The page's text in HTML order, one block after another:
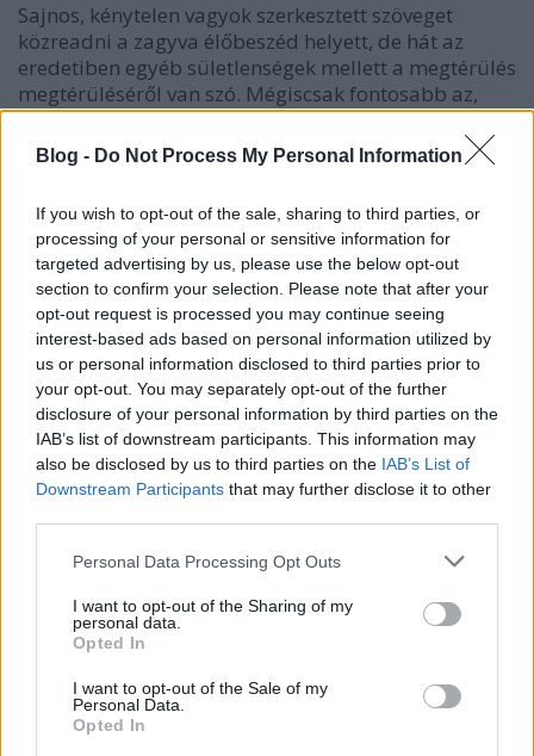
Blog - Do Not Process My Personal Information
If you wish to opt-out of the sale, sharing to third parties, or
processing of your personal or sensitive information for
targeted advertising by us, please use the below opt-out
section to confirm your selection. Please note that after your
opt-out request is processed you may continue seeing
interest-based ads based on personal information utilized by
us or personal information disclosed to third parties prior to
your opt-out. You may separately opt-out of the further
disclosure of your personal information by third parties on the
IAB’s list of downstream participants. This information may
also be disclosed by us to third parties on the IAB’s List of
Downstream Participants that may further disclose it to other
Please note that this website/app uses one or more Google
not limited to your visit or usage behaviour. You may click to
grant or deny consent to Google and its third-party tags to
use your data for below specified purposes in below Google
consent section.
Personal Data Processing Opt Outs
I want to opt-out of the Sharing of my
personal data.
Opted In
I want to opt-out of the Sale of my
Personal Data.
Opted In
Sajnos, kénytelen vagyok szerkesztett szöveget
közreadni a zagyva élőbeszéd helyett, de hát az
eredetiben egyéb sületlenségek mellett a megtérülés
megtérüléséről van szó. Mégiscsak fontosabb az,
hogy mit akart/próbált mondatba foglalni a kiállítás
szervezé- sért felelős operatív törzs vezetője, mint…
Az észbekapás foganatosítása [146.]
De előtte: legyen mondjuk félmillió, jó?
2021. július 30.
Még kedden írta meg az Átlátszó, hogy miután több
cikkben foglalkoztak a Klauzál téri csarnok ügyével,